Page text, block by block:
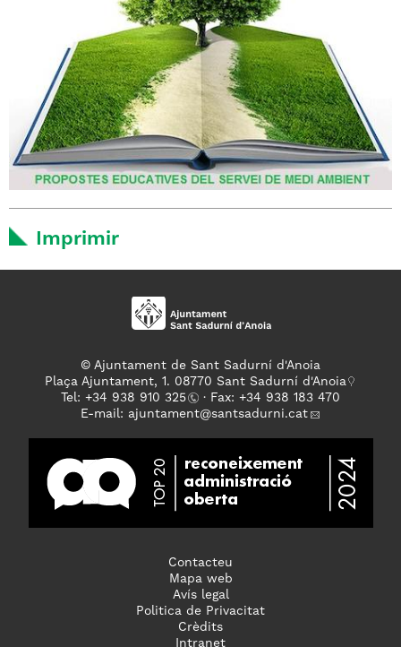
Imprimir
© Ajuntament de Sant Sadurní d'Anoia
Plaça Ajuntament, 1. 08770 Sant Sadurní d'Anoia
Tel: +34 938 910 325
· Fax: +34 938 183 470
E-mail: ajuntament@santsadurni.cat
Contacteu
Mapa web
Avís legal
Politica de Privacitat
Crèdits
Intranet